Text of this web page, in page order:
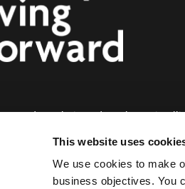
This website uses
We use cookies to make
business objectives. You
des solutions de recharge
et aux villes. Nos solutions de
aux entreprises et aux villes de
l'infrastructure dont les conducteurs